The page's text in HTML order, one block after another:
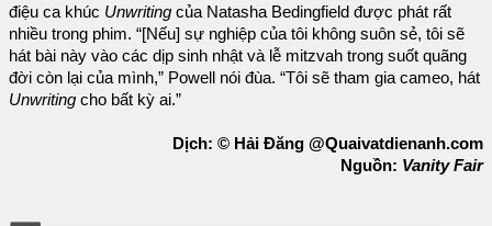
điệu ca khúc Unwriting của Natasha Bedingfield được phát rất
nhiều trong phim. “[Nếu] sự nghiệp của tôi không suôn sẻ, tôi sẽ
hát bài này vào các dịp sinh nhật và lễ mitzvah trong suốt quãng
đời còn lại của mình,” Powell nói đùa. “Tôi sẽ tham gia cameo, hát
Unwriting cho bất kỳ ai.”
Dịch: © Hải Đăng @Quaivatdienanh.com
Nguồn: Vanity Fair